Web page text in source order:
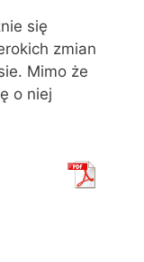
się
zmian
Mimo że
o niej